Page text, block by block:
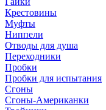
Крестовины
Муфты
Ниппели
Отводы для душа
Переходники
Пробки
Пробки для испытания
Сгоны
Сгоны-Американки